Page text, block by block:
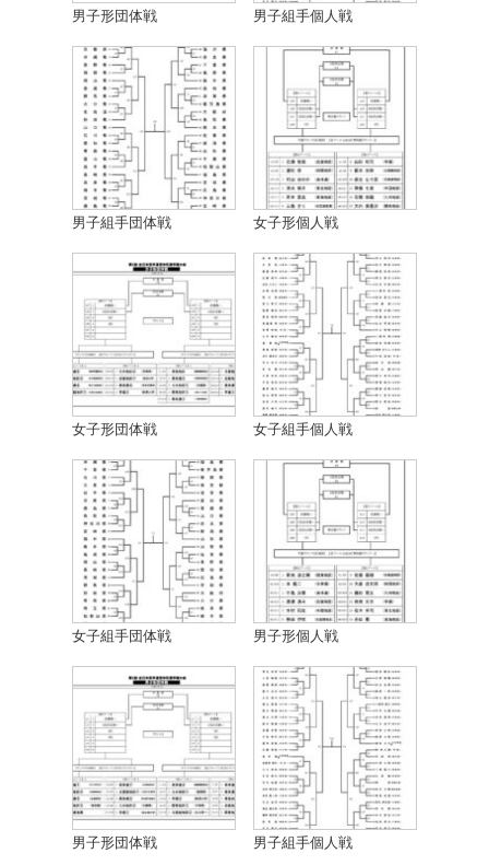
男子形団体戦 男子組手個人戦
男子組手団体戦 女子形個人戦
女子形団体戦 女子組手個人戦
女子組手団体戦 男子形個人戦
男子形団体戦 男子組手個人戦